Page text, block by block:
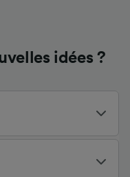
idées ?